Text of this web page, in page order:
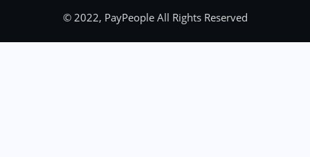
© 2022, PayPeople All Rights Reserved